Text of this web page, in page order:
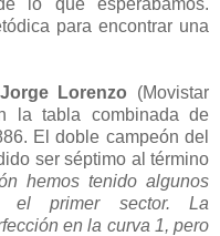
para encontrar una
Jorge Lorenzo (Movistar
la tabla combinada de
El doble campeón del
ser séptimo al término
hemos tenido algunos
el primer sector. La
en la curva 1, pero